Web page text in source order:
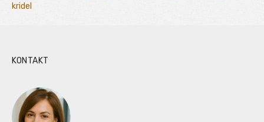
kridel
KONTAKT